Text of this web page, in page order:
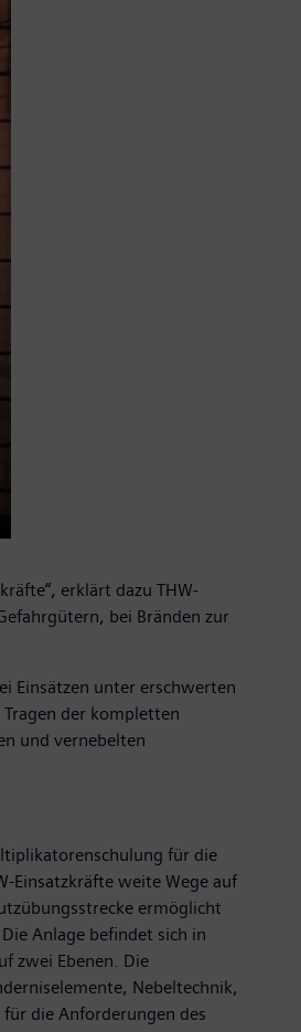
erklärt dazu THW-
bei Bränden zur
Einsätzen unter erschwerten
der kompletten
und vernebelten
für die
Einsatzkräfte weite Wege auf
ermöglicht
Anlage befindet sich in
zwei Ebenen. Die
Nebeltechnik,
die Anforderungen des